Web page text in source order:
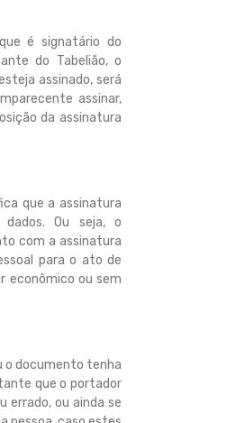
é signatário do
do Tabelião, o
assinado, será
assinar,
da assinatura
que a assinatura
Ou seja, o
com a assinatura
para o ato de
econômico ou sem
o documento tenha
que o portador
errado, ou ainda se